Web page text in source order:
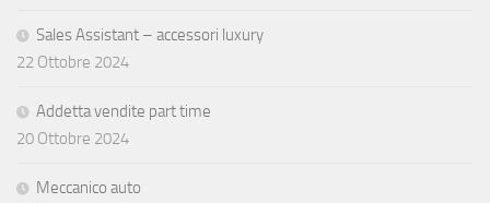
Sales Assistant – accessori luxury
22 Ottobre 2024
Addetta vendite part time
20 Ottobre 2024
Meccanico auto